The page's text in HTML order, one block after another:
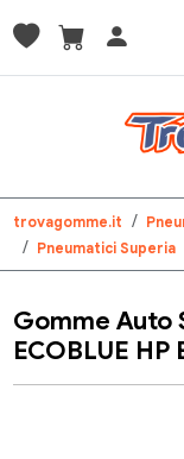
trovagomme.it
Pneumatici Superia
Gomme Auto
ECOBLUE HP